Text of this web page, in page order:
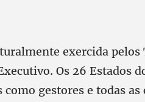
exercida pelos
Os 26 Estados
gestores e todas